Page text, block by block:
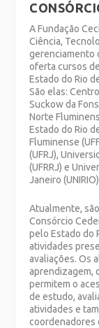
A Fundação
Ciência,
gerenciamento
oferta cursos
Estado do Rio
São elas:
Suckow da
Norte
Estado do Rio
Fluminense
(UFRJ),
(UFRRJ) e
Janeiro
Atualmente,
Consórcio
pelo Estado do
atividades
avaliações. Os
aprendizagem,
permitem o
de estudo,
atividades e
coordenadores